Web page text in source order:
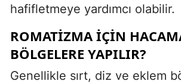
hafifletmeye yardımcı olabilir.
ROMATIZMA IÇIN
BÖLGELERE YAPILIR?
Genellikle sırt, diz ve eklem